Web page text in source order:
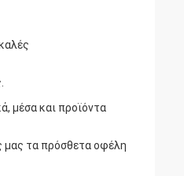
μέσα και προϊόντα
μας τα πρόσθετα οφέλη